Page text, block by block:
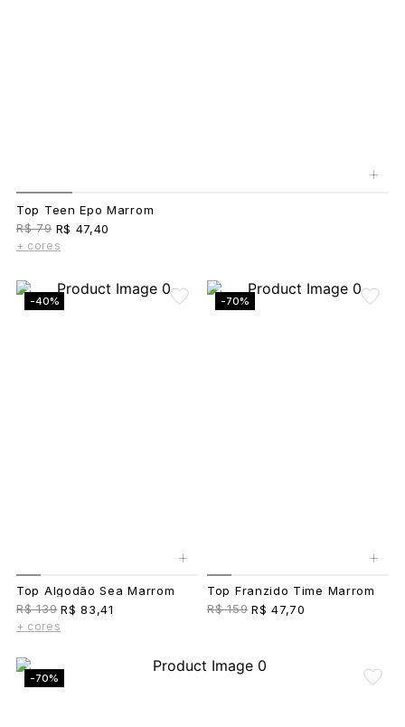
+
Top Teen Epo Marrom
R$ 79 R$ 47,40
+ cores
-40%
+
Top Algodão Sea Marrom
R$ 139 R$ 83,41
+ cores
-70%
+
Top Franzido Time Marrom
R$ 159 R$ 47,70
-70%